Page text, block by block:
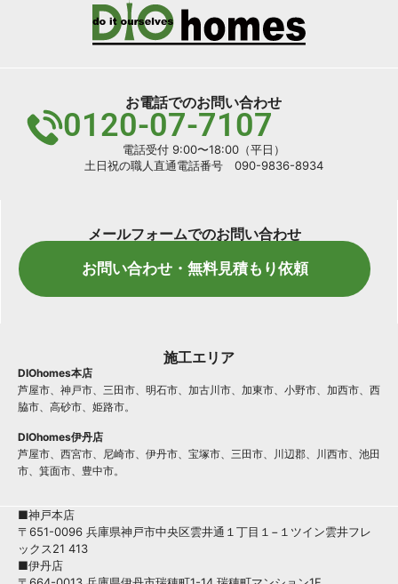
お電話でのお問い合わせ
0120-07-7107
電話受付 9:00〜18:00（平日）
土日祝の職人直通電話番号 090-9836-8934
メールフォームでのお問い合わせ
お問い合わせ・無料見積もり依頼
施工エリア
DIOhomes本店
芦屋市、神戸市、三田市、明石市、加古川市、加東市、小野市、加西市、西
脇市、高砂市、姫路市。
DIOhomes伊丹店
芦屋市、西宮市、尼崎市、伊丹市、宝塚市、三田市、川辺郡、川西市、池田
市、箕面市、豊中市。
■神戸本店
〒651-0096 兵庫県神戸市中央区雲井通１丁目１−１ツイン雲井フレ
ックス21 413
■伊丹店